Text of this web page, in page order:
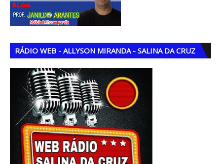
RÁDIO WEB - ALLYSON MIRANDA - SALINA DA CRUZ